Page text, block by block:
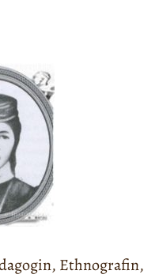
Ethnografin,